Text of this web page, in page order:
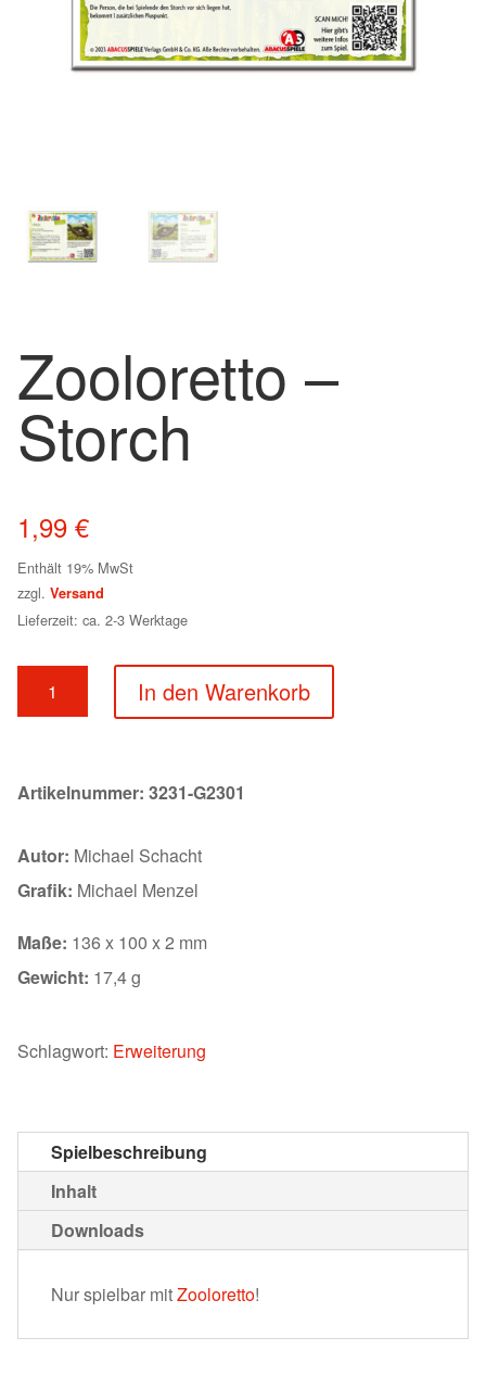
Zooloretto –
Storch
1,99 €
Enthält 19% MwSt
zzgl. Versand
Lieferzeit: ca. 2-3 Werktage
In den Warenkorb
Artikelnummer: 3231-G2301
Autor: Michael Schacht
Grafik: Michael Menzel
Maße: 136 x 100 x 2 mm
Gewicht: 17,4 g
Schlagwort: Erweiterung
Spielbeschreibung
Inhalt
Downloads
Nur spielbar mitZooloretto!